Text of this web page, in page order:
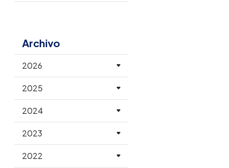
Archivo
2026
2025
2024
2023
2022